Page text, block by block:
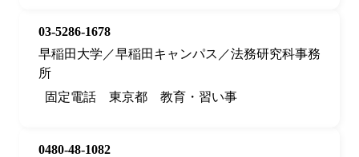
03-5286-1678
早稲田大学／早稲田キャンパス／法務研究科事務
所
固定電話
東京都 教育・習い事
0480-48-1082